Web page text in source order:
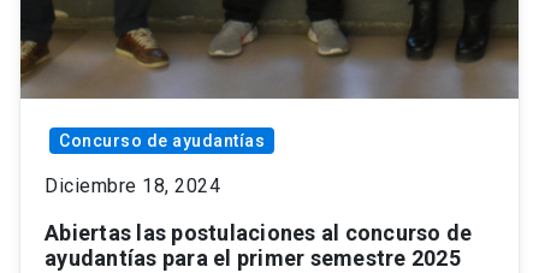
Concurso de ayudantías
Diciembre 18, 2024
Abiertas las postulaciones al concurso de
ayudantías para el primer semestre 2025